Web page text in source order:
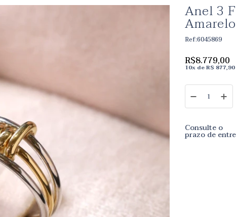
Anel 3
Amarelo
Ref:6045869
R$8.779,00
10xdeR$
Consulte o
prazo de